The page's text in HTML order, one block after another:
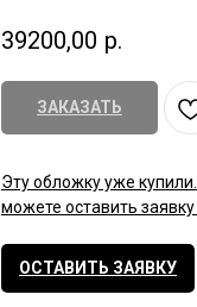
39200,00 р.
ЗАКАЗАТЬ
Эту обложку уже
можете оставить
ОСТАВИТЬ ЗАЯВКУ